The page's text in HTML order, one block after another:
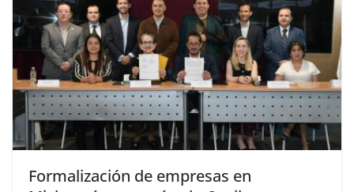
Formalización de empresas en